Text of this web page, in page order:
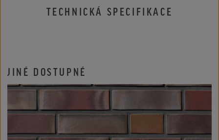
TECHNICKÁ SPECIFIKACE
JINÉ DOSTUPNÉ